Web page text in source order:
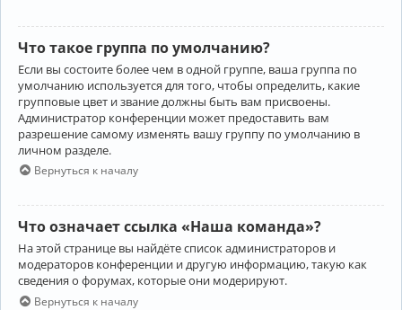
Что такое группа по умолчанию?
Если вы состоите более чем в одной группе, ваша группа по
умолчанию используется для того, чтобы определить, какие
групповые цвет и звание должны быть вам присвоены.
Администратор конференции может предоставить вам
разрешение самому изменять вашу группу по умолчанию в
личном разделе.
Вернуться к началу
Что означает ссылка «Наша команда»?
На этой странице вы найдёте список администраторов и
модераторов конференции и другую информацию, такую как
сведения о форумах, которые они модерируют.
Вернуться к началу